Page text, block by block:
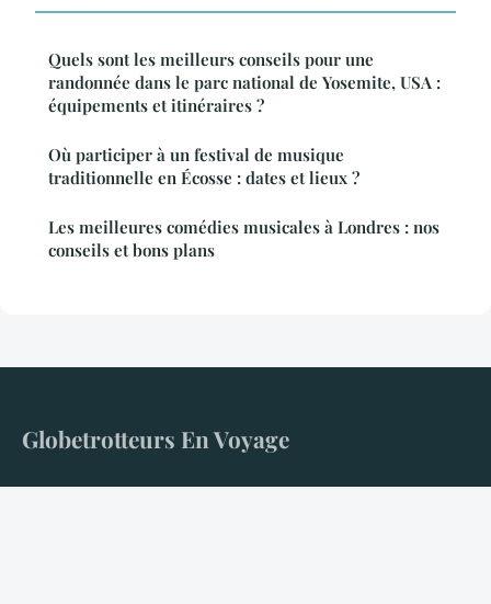
Quels sont les meilleurs conseils pour une
randonnée dans le parc national de Yosemite, USA :
équipements et itinéraires ?
Où participer à un festival de musique
traditionnelle en Écosse : dates et lieux ?
Les meilleures comédies musicales à Londres : nos
conseils et bons plans
Globetrotteurs En Voyage